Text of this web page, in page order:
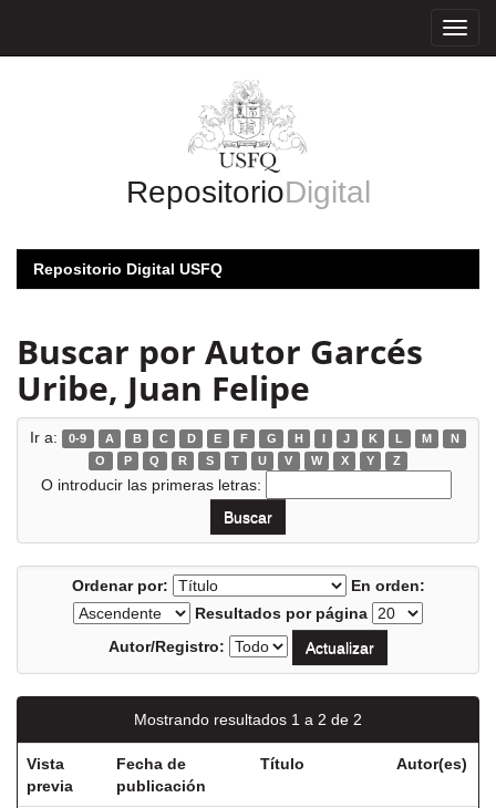
RepositorioDigital
Repositorio Digital USFQ
Buscar por Autor Garcés
Uribe, Juan Felipe
Ir a: 0-9 A B C D E F G H I J K L M
N
O
P Q R S T U V W X Y Z
O introducir las primeras letras:
Ordenar por:
En orden:
Resultados por página
Autor/Registro:
Mostrando resultados 1 a 2 de 2
Vista
previa
Fecha de
publicación
Título Autor(es)